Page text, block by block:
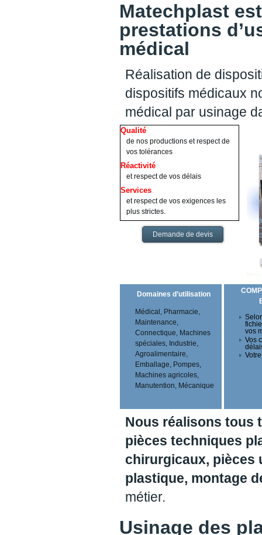
Matechplast
prestations
médical
Réalisation de
dispositifs médicaux
médical par usinage
Qualité
de nos productions et respect de
vos tolérances
Réactivité
et respect de vos délais
Services
et respect de vos exigences les
plus strictes.
Demande de devis
Domaines d’utilisation
Médical, Pharmacie,
Maintenance,
Connectique, Machines
spéciales, Industrie,
Agroalimentaire,
Emballage, Pompes,
Machines agricoles,
Manutention, Mécanique
vos
Vos
Nous réalisons tous
pièces techniques
chirurgicaux, pièces
plastique, montage
métier.
Usinage des